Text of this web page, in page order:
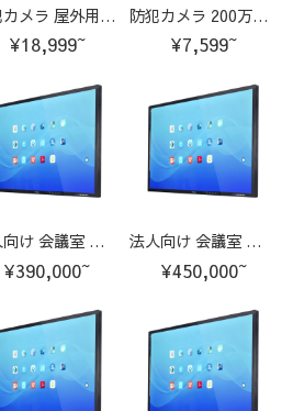
防犯カメラ 屋外用 265万画素 パンチルト機能付き Wi-Fi対応 家庭用防水カメラ EZVIZ
¥18,999~
防犯カメラ 200万画素 ペット カメラ 留守 ワイヤレス wifi 無線 家庭用 監視カメラ
¥7,599~
法人向け 会議室 ディスプレイ マルチタッチ 大型テレビ
¥390,000~
法人向け 会議室 ディスプレイ マルチタッチ 大型テレビ【55インチ】
¥450,000~